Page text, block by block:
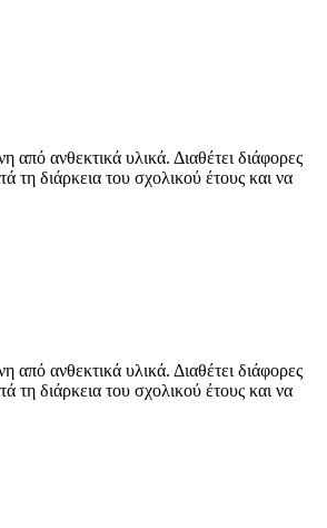
ανθεκτικά υλικά. Διαθέτει διάφορες
τη διάρκεια του σχολικού έτους και να
ανθεκτικά υλικά. Διαθέτει διάφορες
τη διάρκεια του σχολικού έτους και να